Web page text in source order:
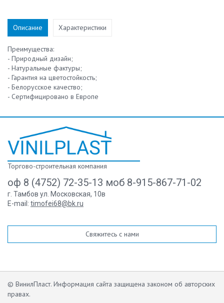
Описание Характеристики
Преимущества:
- Природный дизайн;
- Натуральные фактуры;
- Гарантия на цветостойкость;
- Белорусское качество;
- Сертифицировано в Европе
Торгово-строительная компания
оф 8 (4752) 72-35-13 моб 8-915-867-71-02
г. Тамбов ул. Московская, 10в
E-mail: timofei68@bk.ru
Свяжитесь с нами
© ВинилПласт. Информация сайта защищена законом об авторских
правах.